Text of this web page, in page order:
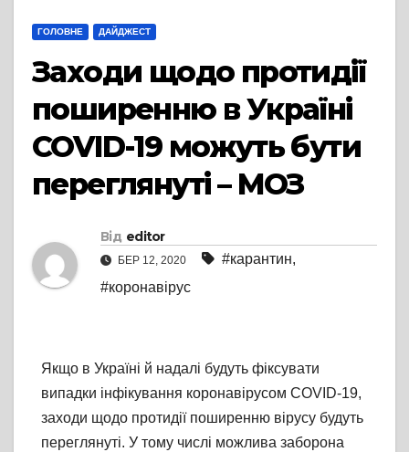
ГОЛОВНЕ ДАЙДЖЕСТ
Заходи щодо протидії
поширенню в Україні
COVID-19 можуть бути
переглянуті – МОЗ
Від editor
БЕР 12, 2020 #карантин,
#коронавірус
Якщо в Україні й надалі будуть фіксувати
випадки інфікування коронавірусом COVID-19,
заходи щодо протидії поширенню вірусу будуть
переглянуті. У тому числі можлива заборона